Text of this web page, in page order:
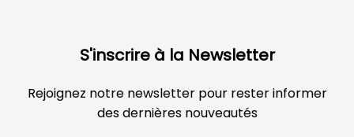
S'inscrire à la Newsletter
Rejoignez notre newsletter pour rester informer
des dernières nouveautés